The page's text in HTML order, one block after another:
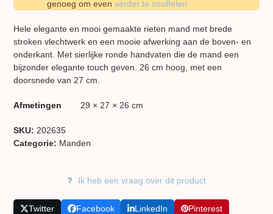
genoeg om evenverder te snuffelen
Hele elegante en mooi gemaakte rieten mand met brede
stroken vlechtwerk en een mooie afwerking aan de boven- en
onderkant. Met sierlijke ronde handvaten die de mand een
bijzonder elegante touch geven. 26 cm hoog, met een
doorsnede van 27 cm.
Afmetingen 29 × 27 × 26 cm
SKU: 202635
Categorie: Manden
Ik heb een vraag over dit product
Twitter Facebook LinkedIn
Pinterest